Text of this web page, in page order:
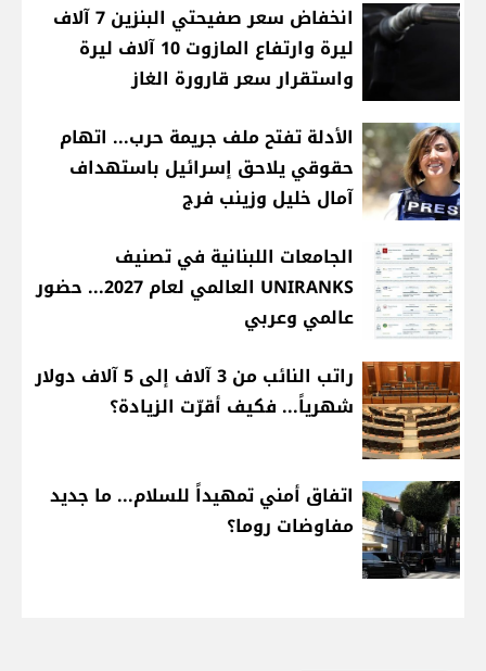
انخفاض سعر صفيحتي البنزين 7 آلاف
ليرة وارتفاع المازوت 10 آلاف ليرة
واستقرار سعر قارورة الغاز
الأدلة تفتح ملف جريمة حرب... اتهام
حقوقي يلاحق إسرائيل باستهداف
آمال خليل وزينب فرج
الجامعات اللبنانية في تصنيف
UNIRANKS العالمي لعام 2027... حضور
عالمي وعربي
راتب النائب من 3 آلاف إلى 5 آلاف دولار
شهرياً... فكيف أقرّت الزيادة؟
اتفاق أمني تمهيداً للسلام... ما جديد
مفاوضات روما؟